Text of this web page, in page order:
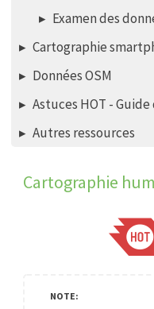
Examen des
Cartographie
Données OSM
Astuces HOT - Guide du
Autres ressources
Cartographie